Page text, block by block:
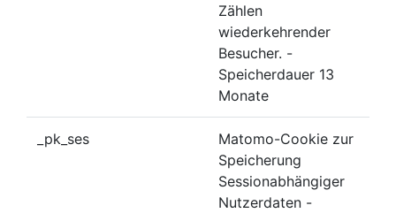
Zählen
wiederkehrender
Besucher. -
Speicherdauer 13
Monate
_pk_ses
Matomo-Cookie zur
Speicherung
Sessionabhängiger
Nutzerdaten -